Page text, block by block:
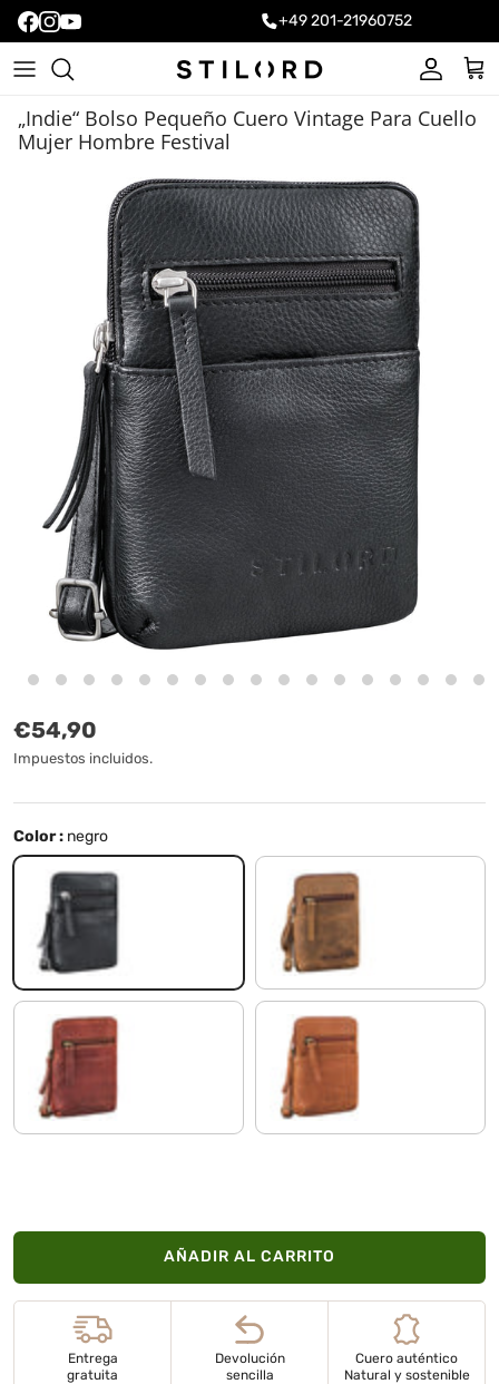
+49 201-21960752
Cuenta
„Indie“ Bolso Pequeño Cuero Vintage Para Cuello
Mujer Hombre Festival
Precio normal
€54,90
Impuestos incluidos.
Color : negro
negro vinto - marrón
porto - marrón texas - marrón
AÑADIR AL CARRITO
Entrega
gratuita
Devolución
sencilla
Cuero auténtico
Natural y sostenible